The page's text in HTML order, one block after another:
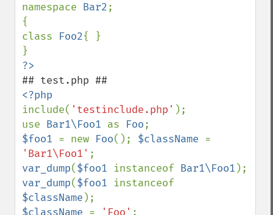
namespace Bar2;
{
class Foo2{ }
include( 'testinclude.php' );
use Bar1\Foo1 as Foo
$foo1 = new Foo(); $className
'Bar1\Foo1'
var_dump($foo1 instanceof Bar1\Foo1
var_dump($foo1
$className
$className = 'Foo'